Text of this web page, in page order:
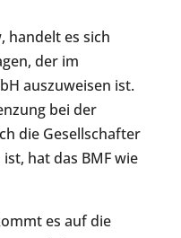
handelt es sich
der im
auszuweisen ist.
bei der
die Gesellschafter
hat das BMF wie
es auf die